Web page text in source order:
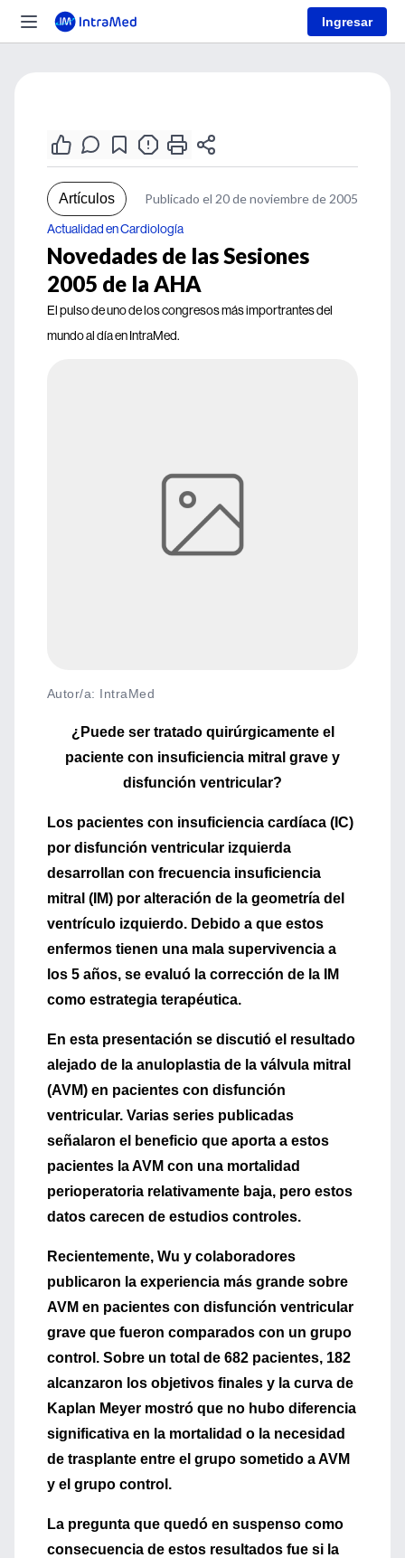
Ingresar
Artículos Publicado el 20 de noviembre de 2005
Actualidad en Cardiología
Novedades de las Sesiones
2005 de la AHA
El pulso de uno de los congresos más importrantes del
mundo al día en IntraMed.
Autor/a: IntraMed
¿Puede ser tratado quirúrgicamente el
paciente con insuficiencia mitral grave y
disfunción ventricular?
Los pacientes con insuficiencia cardíaca (IC)
por disfunción ventricular izquierda
desarrollan con frecuencia insuficiencia
mitral (IM) por alteración de la geometría del
ventrículo izquierdo. Debido a que estos
enfermos tienen una mala supervivencia a
los 5 años, se evaluó la corrección de la IM
como estrategia terapéutica.
En esta presentación se discutió el resultado
alejado de la anuloplastia de la válvula mitral
(AVM) en pacientes con disfunción
ventricular. Varias series publicadas
señalaron el beneficio que aporta a estos
pacientes la AVM con una mortalidad
perioperatoria relativamente baja, pero estos
datos carecen de estudios controles.
Recientemente, Wu y colaboradores
publicaron la experiencia más grande sobre
AVM en pacientes con disfunción ventricular
grave que fueron comparados con un grupo
control. Sobre un total de 682 pacientes, 182
alcanzaron los objetivos finales y la curva de
Kaplan Meyer mostró que no hubo diferencia
significativa en la mortalidad o la necesidad
de trasplante entre el grupo sometido a AVM
y el grupo control.
La pregunta que quedó en suspenso como
consecuencia de estos resultados fue si la